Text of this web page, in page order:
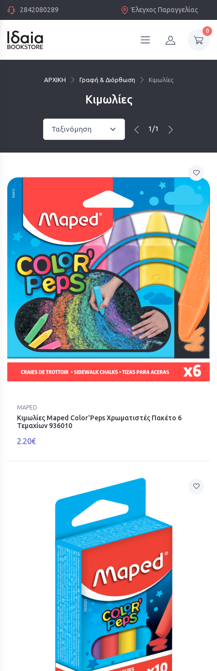
2842080289 Έλεγχος Παραγγελίας
0
ΑΡΧΙΚΗ Γραφή & Διόρθωση Κιμωλίες
Κιμωλίες
1/1
MAPED
Κιμωλίες Maped Color'Peps Χρωματιστές Πακέτο 6
Τεμαχίων 936010
2.20€